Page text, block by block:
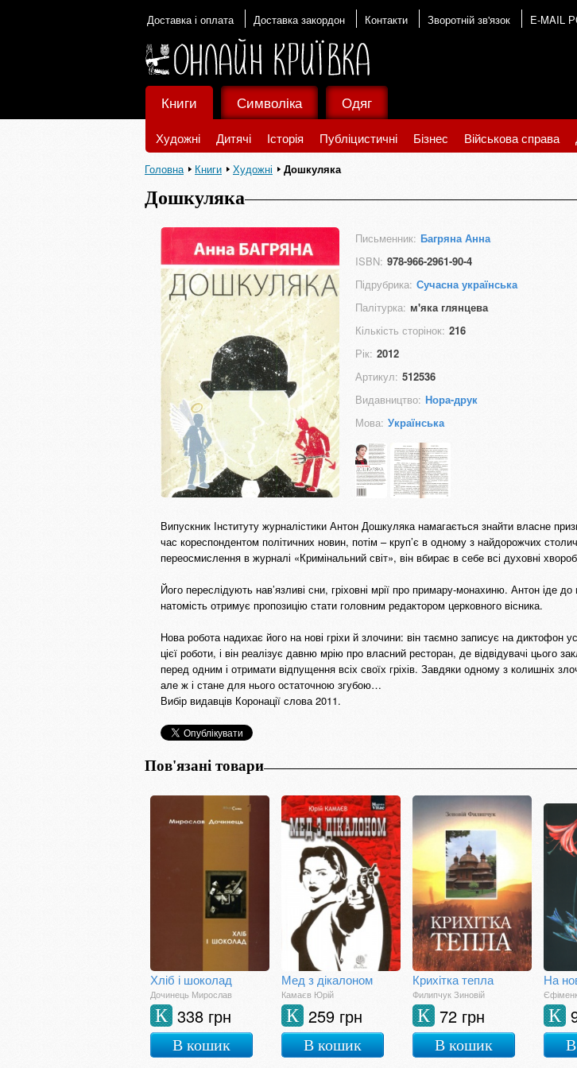
Доставка і оплата Доставка закордон Контакти Зворотній зв'язок E-MAIL
Книги
Художні Дитячі Історія Публіцистичні Бізнес Військова справа
Символіка Одяг
Головна Книги Художні Дошкуляка
Дошкуляка
Письменник: Багряна Анна
ISBN: 978-966-2961-90-4
Підрубрика: Сучасна українська
Палітурка: м'яка глянцева
Кількість сторінок: 216
Рік: 2012
Артикул: 512536
Видавництво: Нора-друк
Мова: Українська
Випускник Інституту журналістики Антон Дошкуляка намагається знайти власне
час кореспондентом політичних новин, потім – круп’є в одному з найдорожчих
переосмислення в журналі «Кримінальний світ», він вбирає в себе всі духовні
Його переслідують нав’язливі сни, гріховні мрії про примару-монахиню. Антон іде
натомість отримує пропозицію стати головним редактором церковного вісника.
Нова робота надихає його на нові гріхи й злочини: він таємно записує на диктофон
цієї роботи, і він реалізує давню мрію про власний ресторан, де відвідувачі цього
перед одним і отримати відпущення всіх своїх гріхів. Завдяки одному з колишніх
але ж і стане для нього остаточною згубою…
Вибір видавців Коронації слова 2011.
Пов'язані товари
Хліб і шоколад
Дочинець Мирослав
338 грн
К
В кошик
Мед з дікалоном
Камаєв Юрій
259 грн
К
В кошик
Крихітка тепла
Филипчук Зиновій
72 грн
К
В кошик
На
К